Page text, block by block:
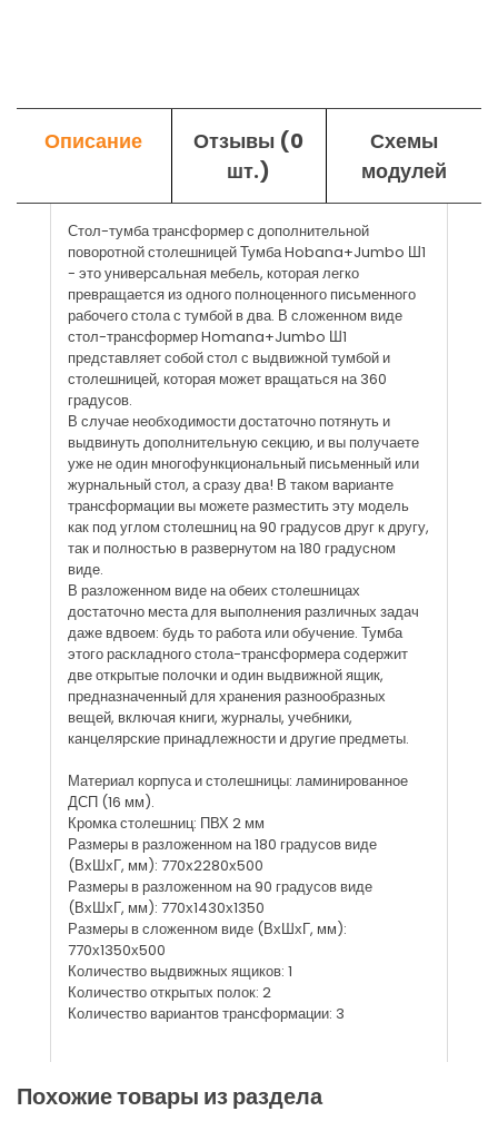
Описание
Отзывы (0
шт.)
Схемы
модулей
Стол-тумба трансформер с дополнительной
поворотной столешницей Тумба Hobana+Jumbo Ш1
- это универсальная мебель, которая легко
превращается из одного полноценного письменного
рабочего стола с тумбой в два. В сложенном виде
стол-трансформер Homana+Jumbo Ш1
представляет собой стол с выдвижной тумбой и
столешницей, которая может вращаться на 360
градусов.
В случае необходимости достаточно потянуть и
выдвинуть дополнительную секцию, и вы получаете
уже не один многофункциональный письменный или
журнальный стол, а сразу два! В таком варианте
трансформации вы можете разместить эту модель
как под углом столешниц на 90 градусов друг к другу,
так и полностью в развернутом на 180 градусном
виде.
В разложенном виде на обеих столешницах
достаточно места для выполнения различных задач
даже вдвоем: будь то работа или обучение. Тумба
этого раскладного стола-трансформера содержит
две открытые полочки и один выдвижной ящик,
предназначенный для хранения разнообразных
вещей, включая книги, журналы, учебники,
канцелярские принадлежности и другие предметы.
Материал корпуса и столешницы: ламинированное
ДСП (16 мм).
Кромка столешниц: ПВХ 2 мм
Размеры в разложенном на 180 градусов виде
(ВхШхГ, мм): 770х2280х500
Размеры в разложенном на 90 градусов виде
(ВхШхГ, мм): 770х1430х1350
Размеры в сложенном виде (ВхШхГ, мм):
770х1350х500
Количество выдвижных ящиков: 1
Количество открытых полок: 2
Количество вариантов трансформации: 3
Похожие товары из раздела